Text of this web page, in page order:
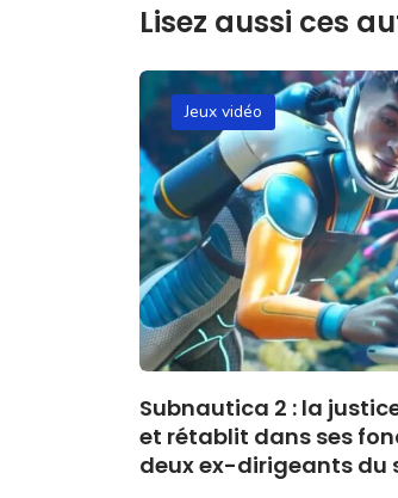
Lisez aussi ces
Jeux vidéo
Subnautica 2 : la
et rétablit dans ses
deux ex-dirigeants du